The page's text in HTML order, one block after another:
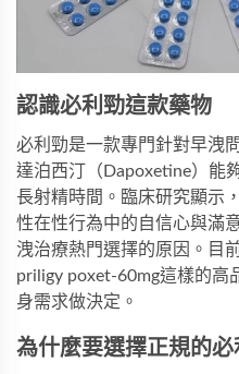
認識必利勁這款藥物
必利勁是一款專門針對早洩
達泊西汀（Dapoxetine）能
長射精時間。臨床研究顯示
性在性行為中的自信心與滿
洩治療熱門選擇的原因。目
priligy poxet-60mg這樣的高
身需求做決定。
為什麼要選擇正規的必